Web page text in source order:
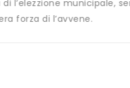
byU Ribombu 0
Président du FLNKS, a
pour donner sa première